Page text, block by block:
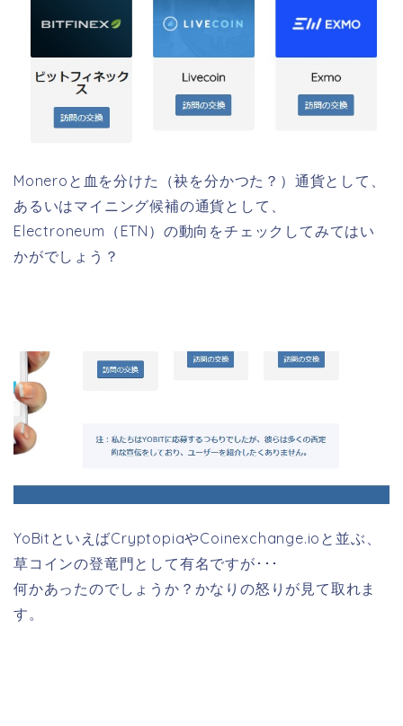
Moneroと血を分けた（袂を分かつた？）通貨として、
あるいはマイニング候補の通貨として、
Electroneum（ETN）の動向をチェックしてみてはい
かがでしょう？
YoBitといえばCryptopiaやCoinexchange.ioと並ぶ、
草コインの登竜門として有名ですが･･･
何かあったのでしょうか？かなりの怒りが見て取れま
す。